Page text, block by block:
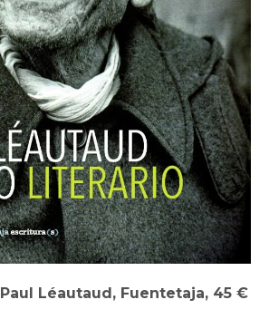
Paul Léautaud, Fuentetaja, 45 €